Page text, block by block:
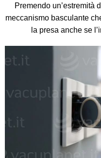
Premendo un’estremità
meccanismo basculante
la presa anche se